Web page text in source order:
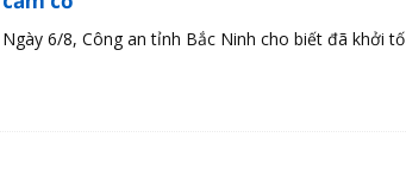
Ngày 6/8, Công an tỉnh Bắc Ninh cho biết đã khởi tố